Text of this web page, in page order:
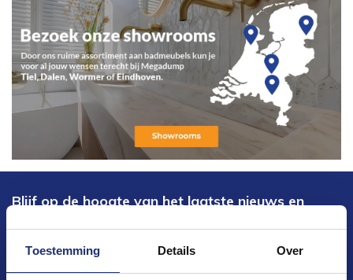
Toestemming Details Over
Blijf op de hoogte van het laatste nieuws en
Verstuur